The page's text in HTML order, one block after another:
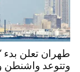
طهران تعلن
وتتوعد واشنطن